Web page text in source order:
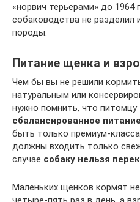
«норвич терьерами» до 1964
собаководства не разделил
породы.
Питание щенка и
Чем бы вы не решили
натуральным или
нужно помнить, что питомцу
сбалансированное
быть только премиум-
должны входить только
случае собаку нельзя
Маленьких щенков кормят